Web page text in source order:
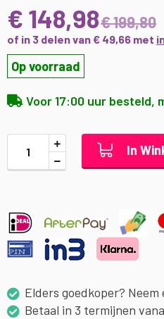
€ 148,98€ 199,80
of in 3 delen van € 49,66 met
Op voorraad
Voor 17:00 uur besteld,
In
Elders goedkoper?
Betaal in 3 termijnen